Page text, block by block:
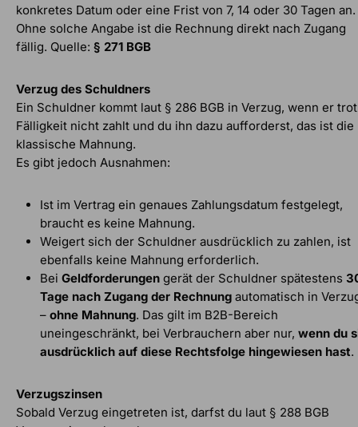
konkretes Datum oder eine Frist von 7, 14 oder 30 Tagen an.
Ohne solche Angabe ist die Rechnung direkt nach Zugang
fällig. Quelle: § 271 BGB
Verzug des Schuldners
Ein Schuldner kommt laut § 286 BGB in Verzug, wenn er
Fälligkeit nicht zahlt und du ihn dazu aufforderst, das ist die
klassische Mahnung.
Es gibt jedoch Ausnahmen:
Ist im Vertrag ein genaues Zahlungsdatum festgelegt,
braucht es keine Mahnung.
Weigert sich der Schuldner ausdrücklich zu zahlen, ist
ebenfalls keine Mahnung erforderlich.
Bei Geldforderungen gerät der Schuldner spätestens
Tage nach Zugang der Rechnung automatisch in
– ohne Mahnung. Das gilt im B2B-Bereich
uneingeschränkt, bei Verbrauchern aber nur, wenn du
ausdrücklich auf diese Rechtsfolge hingewiesen hast.
Verzugszinsen
Sobald Verzug eingetreten ist, darfst du laut § 288 BGB